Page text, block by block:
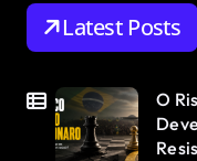
Latest Posts
O